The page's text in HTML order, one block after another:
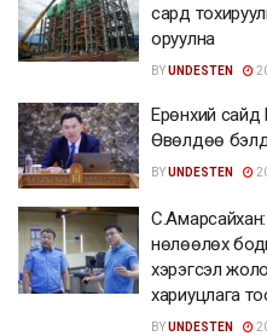
сард
оруулна
BYUNDESTEN
Ерөнхий сайд
Өвөлдөө
BYUNDESTEN
С.Амарсайхан:
нөлөөлөх
хэрэгсэл
хариуцлага
BYUNDESTEN